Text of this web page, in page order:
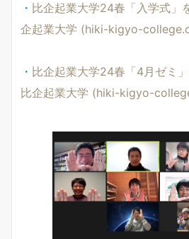
・ 比企起業大学24春「入学式」
企起業大学 (hiki-kigyo-
・ 比企起業大学24春「4月ゼミ
比企起業大学 (hiki-kigyo-